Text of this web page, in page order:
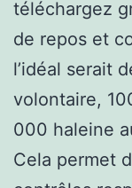
téléchargez
de repos et
l’idéal serait
volontaire,
000 haleine
Cela permet